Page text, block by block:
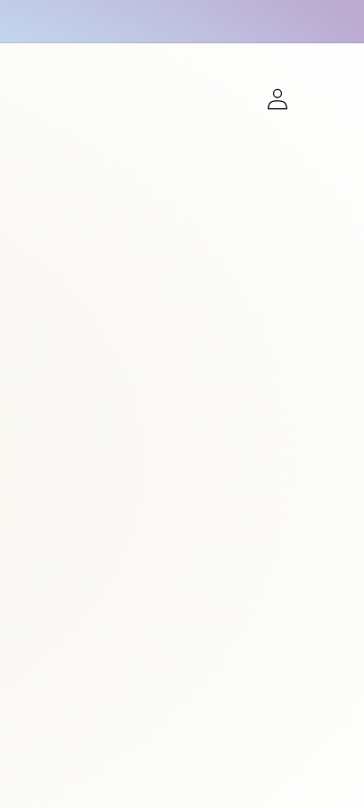
Prisijungti